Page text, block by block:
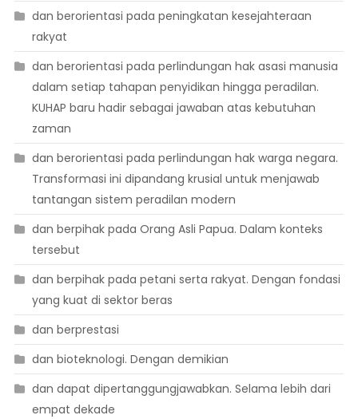
dan berorientasi pada peningkatan kesejahteraan
rakyat
dan berorientasi pada perlindungan hak asasi manusia
dalam setiap tahapan penyidikan hingga peradilan.
KUHAP baru hadir sebagai jawaban atas kebutuhan
zaman
dan berorientasi pada perlindungan hak warga negara.
Transformasi ini dipandang krusial untuk menjawab
tantangan sistem peradilan modern
dan berpihak pada Orang Asli Papua. Dalam konteks
tersebut
dan berpihak pada petani serta rakyat. Dengan fondasi
yang kuat di sektor beras
dan berprestasi
dan bioteknologi. Dengan demikian
dan dapat dipertanggungjawabkan. Selama lebih dari
empat dekade